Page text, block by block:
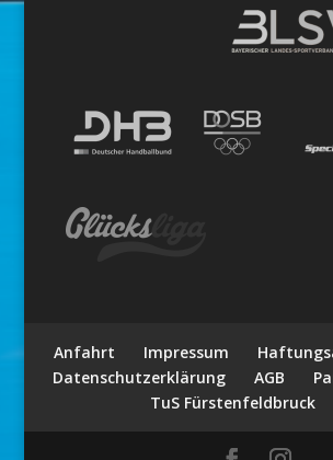
Anfahrt Impressum
Datenschutzerklärung
AGB
TuS Fürstenfeldbruck